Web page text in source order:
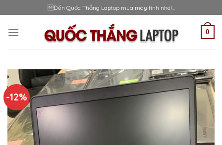
to
content
Đến Quốc Thắng Laptop mua máy tính nhé!...
0
-12%